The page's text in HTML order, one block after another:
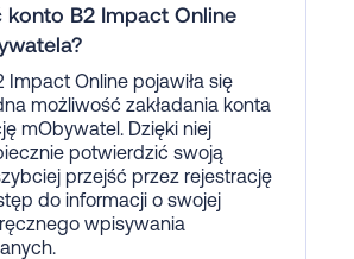
konto B2 Impact Online
Impact Online pojawiła się
możliwość zakładania konta
mObywatel. Dzięki niej
potwierdzić swoją
przejść przez rejestrację
do informacji o swojej
wpisywania